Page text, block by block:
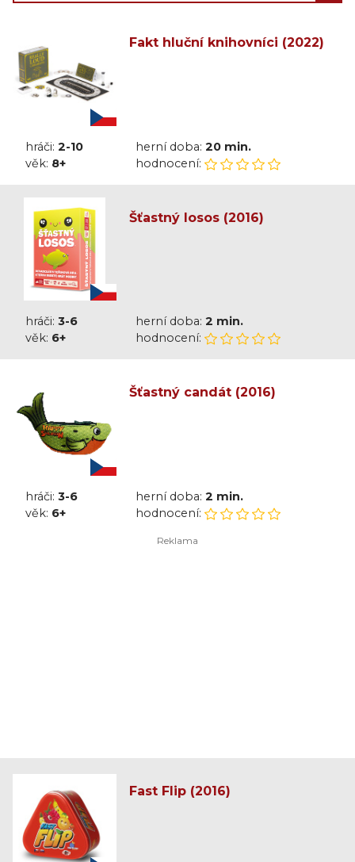
Fakt hluční knihovníci (2022)
hráči: 2-10 herní doba: 20 min.
věk: 8+ hodnocení:
Šťastný losos (2016)
hráči: 3-6 herní doba: 2 min.
věk: 6+ hodnocení:
Šťastný candát (2016)
hráči: 3-6 herní doba: 2 min.
věk: 6+ hodnocení:
Fast Flip (2016)